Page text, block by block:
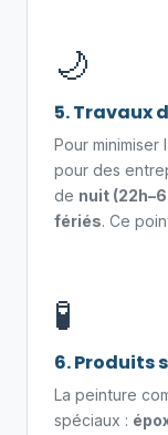
🌙
5. Travaux
Pour
pour des
de nuit
fériés. Ce
🧪
6. Produits
La peinture
spéciaux :